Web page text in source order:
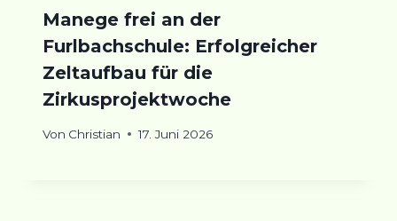
Manege frei an der
Furlbachschule: Erfolgreicher
Zeltaufbau für die
Zirkusprojektwoche
Von Christian 17. Juni 2026